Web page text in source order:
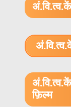
फ़िल्म